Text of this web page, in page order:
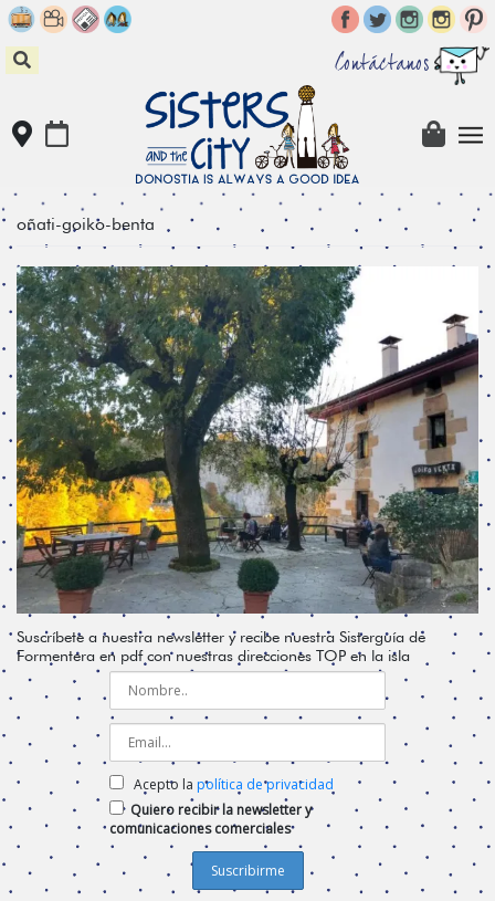
Skip
to
content
Contáctanos
oñati-goiko-benta
Suscríbete a nuestra newsletter y recibe nuestra Sisterguía de
Formentera en pdf con nuestras direcciones TOP en la isla
Acepto la política de privacidad
Quiero recibir la newsletter y
comunicaciones comerciales